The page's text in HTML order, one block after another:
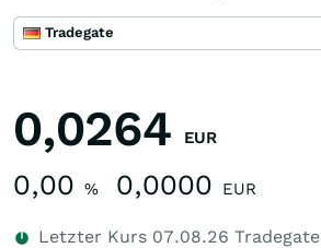
Tradegate
0,0264 EUR
0,00 % 0,0000 EUR
Letzter Kurs 07.08.26 Tradegate